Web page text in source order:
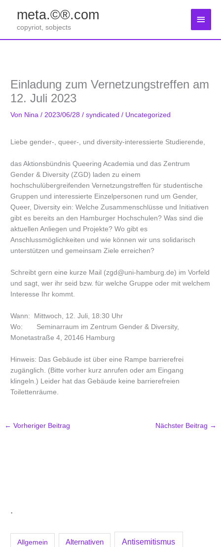
springen
meta.©®.com
copyriot, sobjects
.
Allgemein Alternativen Antisemitismus
Einladung zum Vernetzungstreffen am
12. Juli 2023
Von Nina/ 2023/06/28/syndicated / Uncategorized
Liebe gender-, queer-, und diversity-interessierte Studierende,
das Aktionsbündnis Queering Academia und das Zentrum
Gender & Diversity (ZGD) laden zu einem
hochschulübergreifenden Vernetzungstreffen für studentische
Gruppen und interessierte Einzelpersonen rund um Gender,
Queer, Diversity ein: Welche Zusammenschlüsse und Initiativen
gibt es bereits an den Hamburger Hochschulen? Was sind die
aktuellen Anliegen und Projekte? Wo gibt es
Anschlussmöglichkeiten und wie können wir uns solidarisch
unterstützen und gemeinsam Ziele erreichen?
Schreibt gern eine kurze Mail (zgd@uni-hamburg.de) im Vorfeld
und sagt, wer ihr seid bzw. für welche Gruppe oder mit welchem
Interesse Ihr kommt.
Wann: Mittwoch, 12. Juli, 18:30 Uhr
Wo: Seminarraum im Zentrum Gender & Diversity,
Monetastraße 4, 20146 Hamburg
Hinweis: Das Gebäude ist über eine Rampe barrierefrei
zugänglich. (Bitte vorher kurz anrufen oder am Eingang
klingeln.) Leider hat das Gebäude keine barrierefreien
Toilettenräume.
← Vorheriger Beitrag Nächster Beitrag →